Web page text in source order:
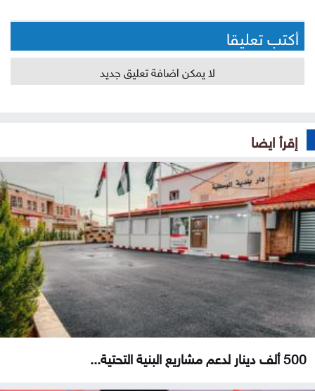
أكتب تعليقا
لا يمكن اضافة تعليق جديد
إقرأ ايضا
500 ألف دينار لدعم مشاريع البنية التحتية...